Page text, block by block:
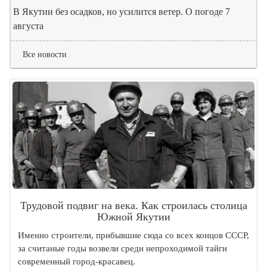
В Якутии без осадков, но усилится ветер. О погоде 7
августа
Все новости
Трудовой подвиг на века. Как строилась столица
Южной Якутии
Именно строители, прибывшие сюда со всех концов СССР,
за считаные годы возвели среди непроходимой тайги
современный город-красавец.